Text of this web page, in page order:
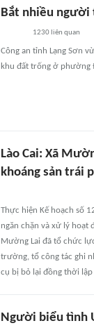
Bắt nhiều người
1230liên quan
Công an tỉnh Lạng Sơn
khu đất trống ở phường
Lào Cai: Xã
khoáng sản trái
Thực hiện Kế hoạch số
ngăn chặn và xử lý hoạt
Mường Lai đã tổ chức
trường, tổ công tác ghi
cụ bị bỏ lại đồng thời
Người biểu tình